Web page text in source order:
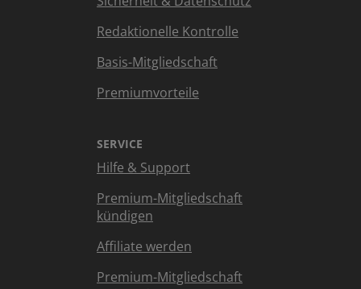
Redaktionelle Kontrolle
Basis-Mitgliedschaft
Premiumvorteile
SERVICE
Hilfe & Support
Premium-Mitgliedschaft
kündigen
Affiliate werden
Premium-Mitgliedschaft